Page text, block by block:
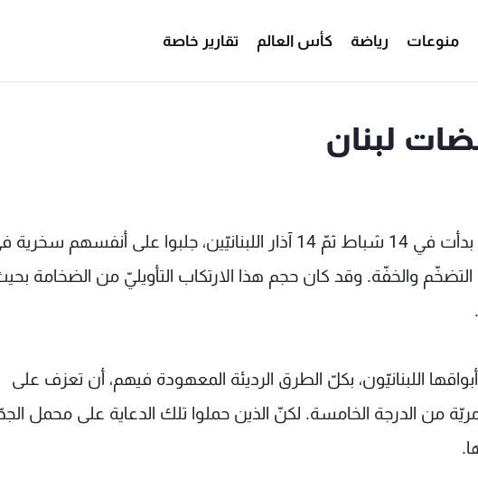
منوعات رياضة كأس العالم تقارير خاصة
لبنان
الذين تسرّعوا وقالوا إنّ الانتفاضة السوريّة بدأت في 14 شباط ثمّ 14 آذار اللبنانيّين، جلبوا على أنفسهم
والخفّة. وقد كان حجم هذا الارتكاب التأويليّ من الضخامة
اللبنانيّون، بكلّ الطرق الرديئة المعهودة فيهم، أن تعزف على
من الدرجة الخامسة. لكنّ الذين حملوا تلك الدعاية على محمل